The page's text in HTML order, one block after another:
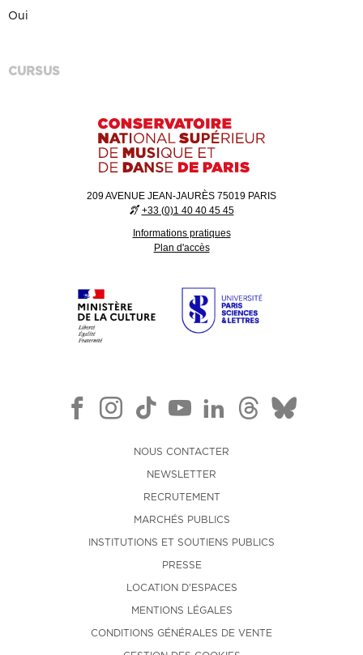
Oui
CURSUS
209 AVENUE JEAN-JAURÈS 75019 PARIS
+33 (0)1 40 40 45 45
Informations pratiques
Plan d'accès
NOUS CONTACTER
NEWSLETTER
RECRUTEMENT
MARCHÉS PUBLICS
INSTITUTIONS ET SOUTIENS PUBLICS
PRESSE
LOCATION D'ESPACES
MENTIONS LÉGALES
CONDITIONS GÉNÉRALES DE VENTE